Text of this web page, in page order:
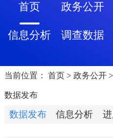
首页 政务公开
信息分析 调查数据
当前位置： 首页 > 政务公开 >
数据发布
数据发布 信息分析